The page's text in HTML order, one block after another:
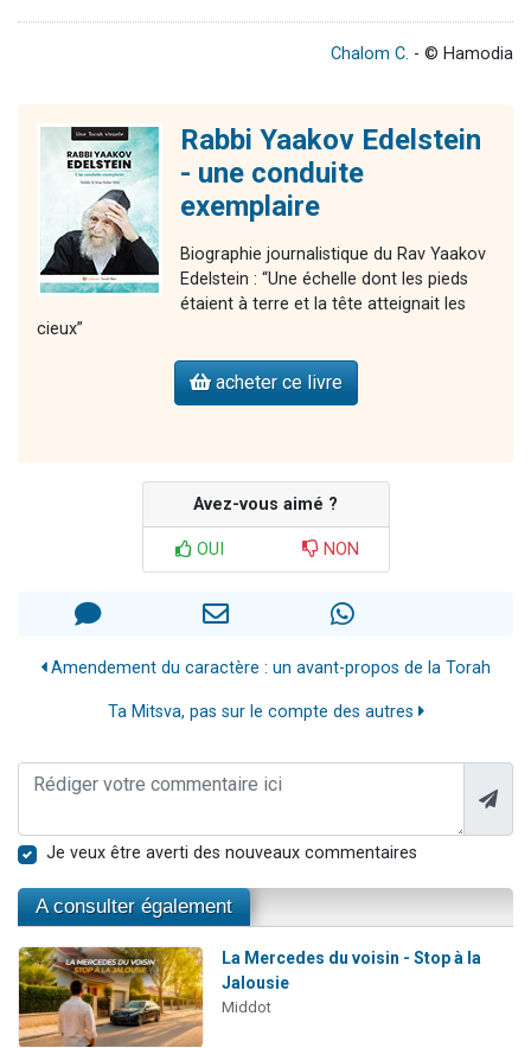
Chalom C. - © Hamodia
Rabbi Yaakov Edelstein
- une conduite
exemplaire
Biographie journalistique du Rav Yaakov
Edelstein : “Une échelle dont les pieds
étaient à terre et la tête atteignait les
cieux”
acheter ce livre
Avez-vous aimé ?
OUI NON
Amendement du caractère : un avant-propos de la Torah
Ta Mitsva, pas sur le compte des autres
Je veux être averti des nouveaux commentaires
A consulter également
La Mercedes du voisin - Stop à la
Jalousie
Middot